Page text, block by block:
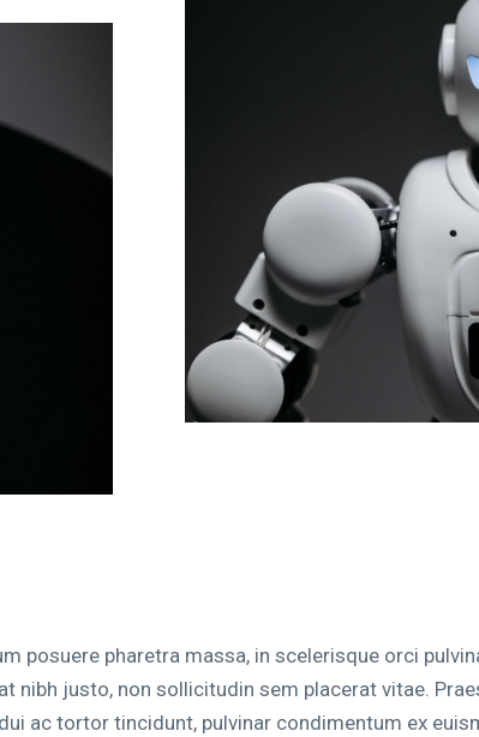
posuere pharetra massa, in scelerisque orci
nibh justo, non sollicitudin sem placerat vitae.
ac tortor tincidunt, pulvinar condimentum ex